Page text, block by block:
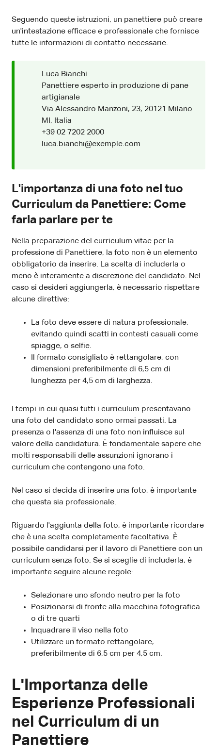
Seguendo queste istruzioni, un panettiere può creare
un'intestazione efficace e professionale che fornisce
tutte le informazioni di contatto necessarie.
Luca Bianchi
Panettiere esperto in produzione di pane
artigianale
Via Alessandro Manzoni, 23, 20121 Milano
MI, Italia
+39 02 7202 2000
luca.bianchi@exemple.com
L'importanza di una foto nel tuo
Curriculum da Panettiere: Come
farla parlare per te
Nella preparazione del curriculum vitae per la
professione di Panettiere, la foto non è un elemento
obbligatorio da inserire. La scelta di includerla o
meno è interamente a discrezione del candidato. Nel
caso si desideri aggiungerla, è necessario rispettare
alcune direttive:
La foto deve essere di natura professionale,
evitando quindi scatti in contesti casuali come
spiagge, o selfie.
Il formato consigliato è rettangolare, con
dimensioni preferibilmente di 6,5 cm di
lunghezza per 4,5 cm di larghezza.
I tempi in cui quasi tutti i curriculum presentavano
una foto del candidato sono ormai passati. La
presenza o l'assenza di una foto non influisce sul
valore della candidatura. È fondamentale sapere che
molti responsabili delle assunzioni ignorano i
curriculum che contengono una foto.
Nel caso si decida di inserire una foto, è importante
che questa sia professionale.
Riguardo l'aggiunta della foto, è importante ricordare
che è una scelta completamente facoltativa. È
possibile candidarsi per il lavoro di Panettiere con un
curriculum senza foto. Se si sceglie di includerla, è
importante seguire alcune regole:
Selezionare uno sfondo neutro per la foto
Posizionarsi di fronte alla macchina fotografica
o di tre quarti
Inquadrare il viso nella foto
Utilizzare un formato rettangolare,
preferibilmente di 6,5 cm per 4,5 cm.
L'Importanza delle
Esperienze Professionali
nel Curriculum di un
Panettiere